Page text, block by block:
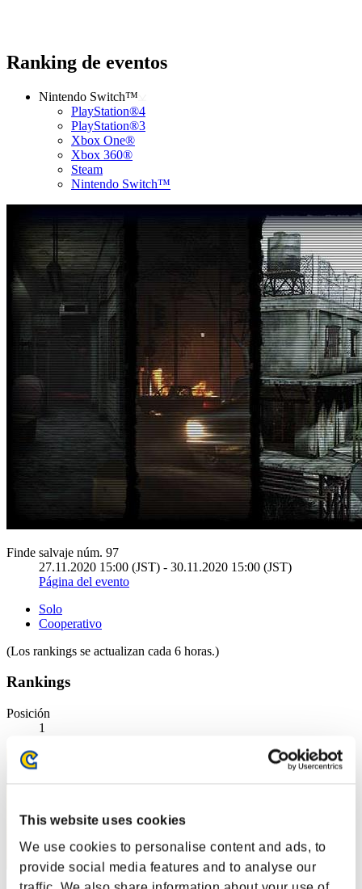
This website uses cookies
We use cookies to personalise content and ads, to
provide social media features and to analyse our
Ranking de eventos
Nintendo Switch™
PlayStation®4
PlayStation®3
Xbox One®
Xbox 360®
Steam
Nintendo Switch™
Finde salvaje núm. 97
27.11.2020 15:00 (JST) - 30.11.2020 15:00 (JST)
Página del evento
Solo
Cooperativo
(Los rankings se actualizan cada 6 horas.)
Rankings
Posición
1